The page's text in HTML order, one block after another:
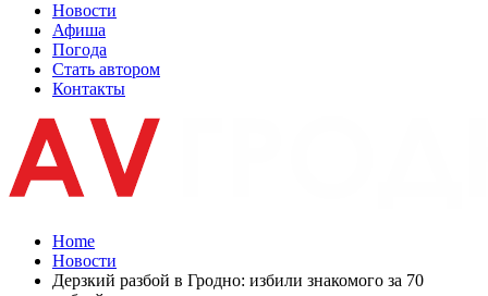
Новости
Афиша
Погода
Стать автором
Контакты
Home
Новости
Дерзкий разбой в Гродно: избили знакомого за 70